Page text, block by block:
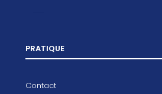
PRATIQUE
Contact